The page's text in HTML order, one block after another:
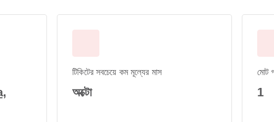
টিকিটের সবচেয়ে কম মূল্যের মাস
অক্টো
মোট
1